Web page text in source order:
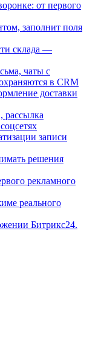
от первого
заполнит поля
склада —
чаты с
в CRM
доставки
рассылка
записи
решения
рекламного
реального
Битрикс24.